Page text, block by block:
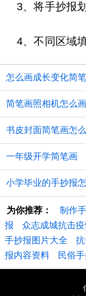
3、将手抄报
4、不同区域
怎么画成长变化简
简笔画照相机怎么
书皮封面简笔画怎
一年级开学简笔画
小学毕业的手抄报
为你推荐： 制作
报
众志成城抗击
手抄报图片大全
报内容资料
民俗